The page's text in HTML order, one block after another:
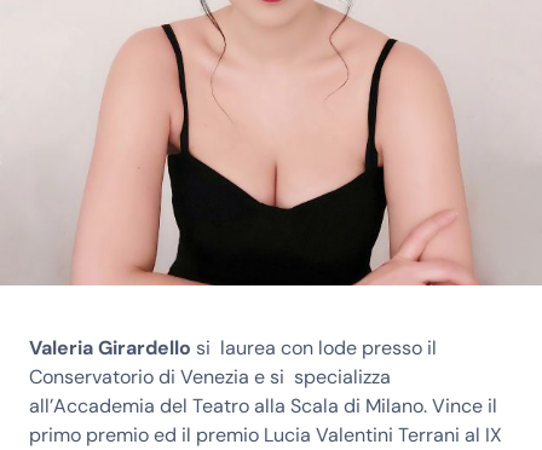
Valeria Girardello si laurea con lode presso il
Conservatorio di Venezia e si specializza
all’Accademia del Teatro alla Scala di Milano. Vince il
primo premio ed il premio Lucia Valentini Terrani al IX